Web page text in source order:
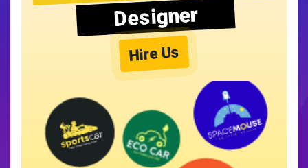
Designer
Hire Us